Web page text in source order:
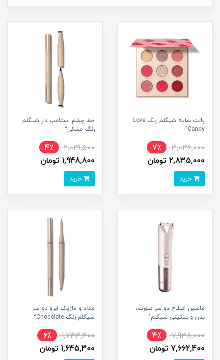
پالت سایه شیگلم رنگ Love
Candy^
3,036,000
7٪
2,835,000 تومان
خط چشم استامپ دار شیگلم
رنگ مشکی^
2,029,500
4٪
1,948,800 تومان
ماشین اصلاح دو سر صورت،
بدن و بیکینی شیگلم^
7,938,000
4٪
7,662,400 تومان
مداد و ماژیک ابرو دو سر
شیگلم رنگ Chocolate^
1,743,400
6٪
1,645,300 تومان